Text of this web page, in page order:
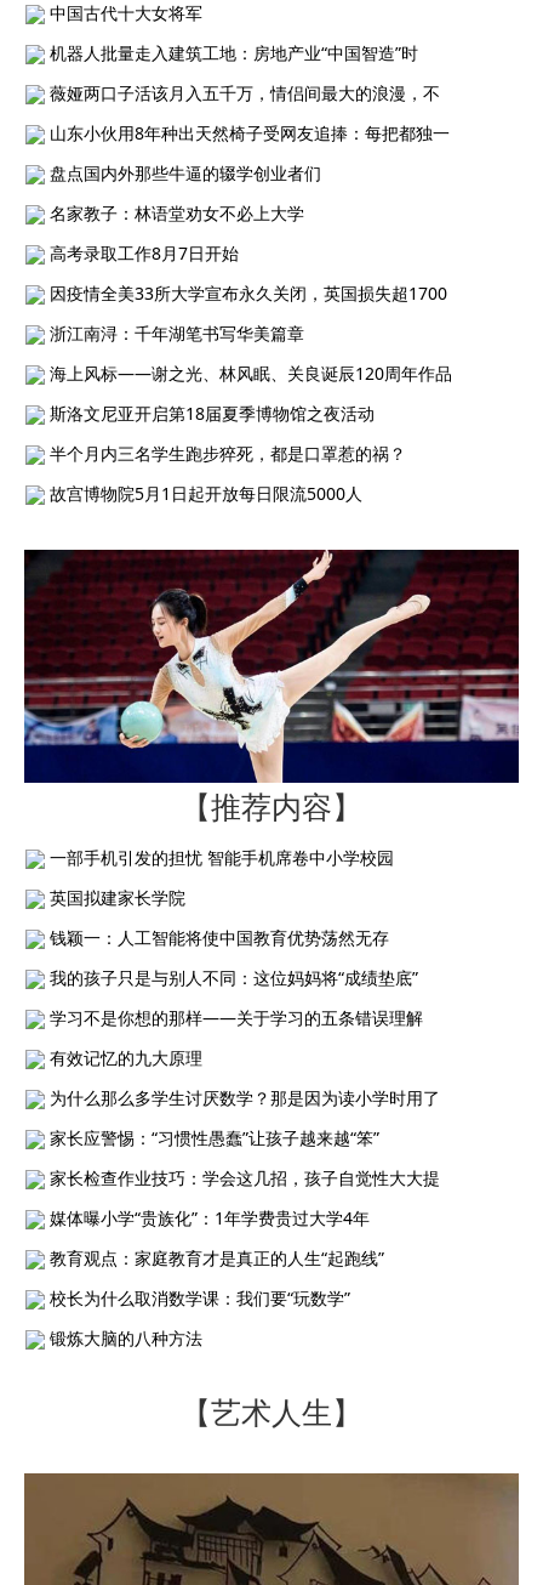
中国古代十大女将军
机器人批量走入建筑工地：房地产业“中国智造”时
薇娅两口子活该月入五千万，情侣间最大的浪漫，不
山东小伙用8年种出天然椅子受网友追捧：每把都独一
盘点国内外那些牛逼的辍学创业者们
名家教子：林语堂劝女不必上大学
高考录取工作8月7日开始
因疫情全美33所大学宣布永久关闭，英国损失超1700
浙江南浔：千年湖笔书写华美篇章
海上风标——谢之光、林风眠、关良诞辰120周年作品
斯洛文尼亚开启第18届夏季博物馆之夜活动
半个月内三名学生跑步猝死，都是口罩惹的祸？
故宫博物院5月1日起开放每日限流5000人
【推荐内容】
一部手机引发的担忧 智能手机席卷中小学校园
英国拟建家长学院
钱颖一：人工智能将使中国教育优势荡然无存
我的孩子只是与别人不同：这位妈妈将“成绩垫底”
学习不是你想的那样——关于学习的五条错误理解
有效记忆的九大原理
为什么那么多学生讨厌数学？那是因为读小学时用了
家长应警惕：“习惯性愚蠢”让孩子越来越“笨”
家长检查作业技巧：学会这几招，孩子自觉性大大提
媒体曝小学“贵族化”：1年学费贵过大学4年
教育观点：家庭教育才是真正的人生“起跑线”
校长为什么取消数学课：我们要“玩数学”
锻炼大脑的八种方法
【艺术人生】